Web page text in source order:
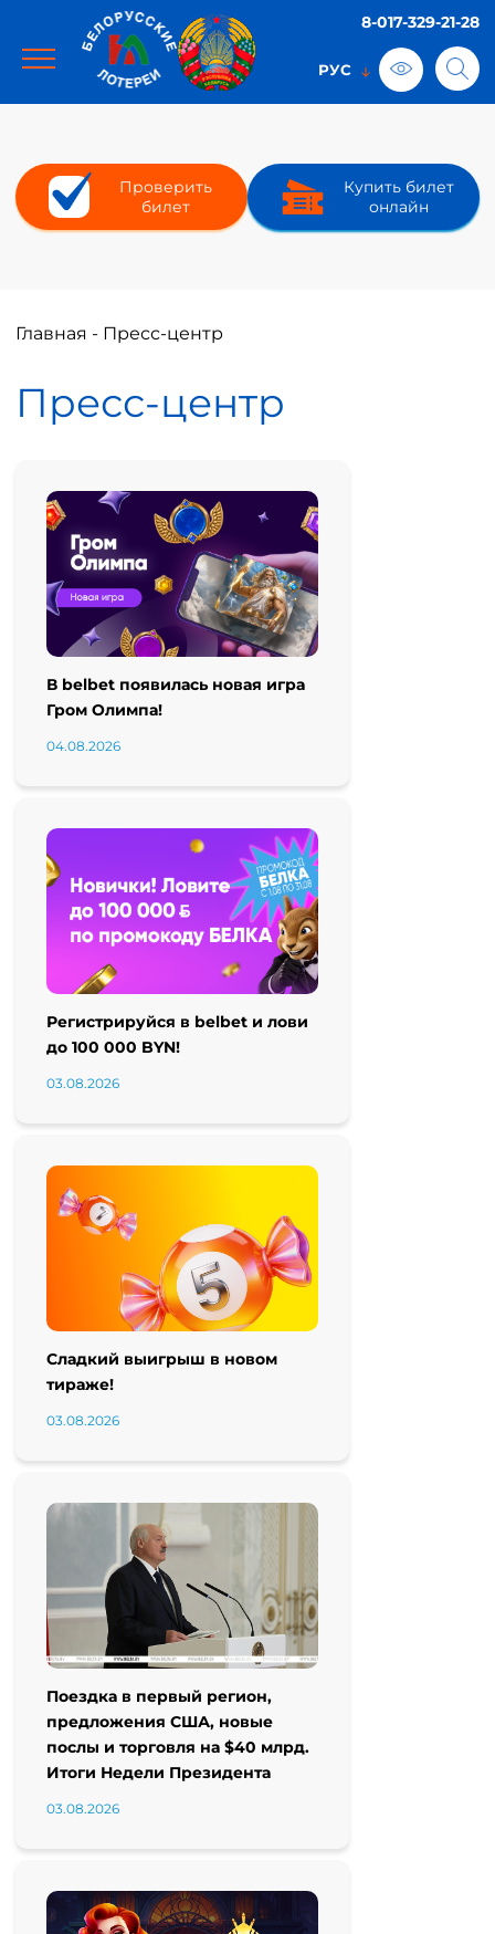
8-017-329-21-28
Проверить
билет
Купить билет
онлайн
Главная - Пресс-центр
Пресс-центр
В belbet появилась новая игра
Гром Олимпа!
04.08.2026
Регистрируйся в belbet и лови
до 100 000 BYN!
03.08.2026
Сладкий выигрыш в новом
тираже!
03.08.2026
Поездка в первый регион,
предложения США, новые
послы и торговля на $40 млрд.
Итоги Недели Президента
03.08.2026